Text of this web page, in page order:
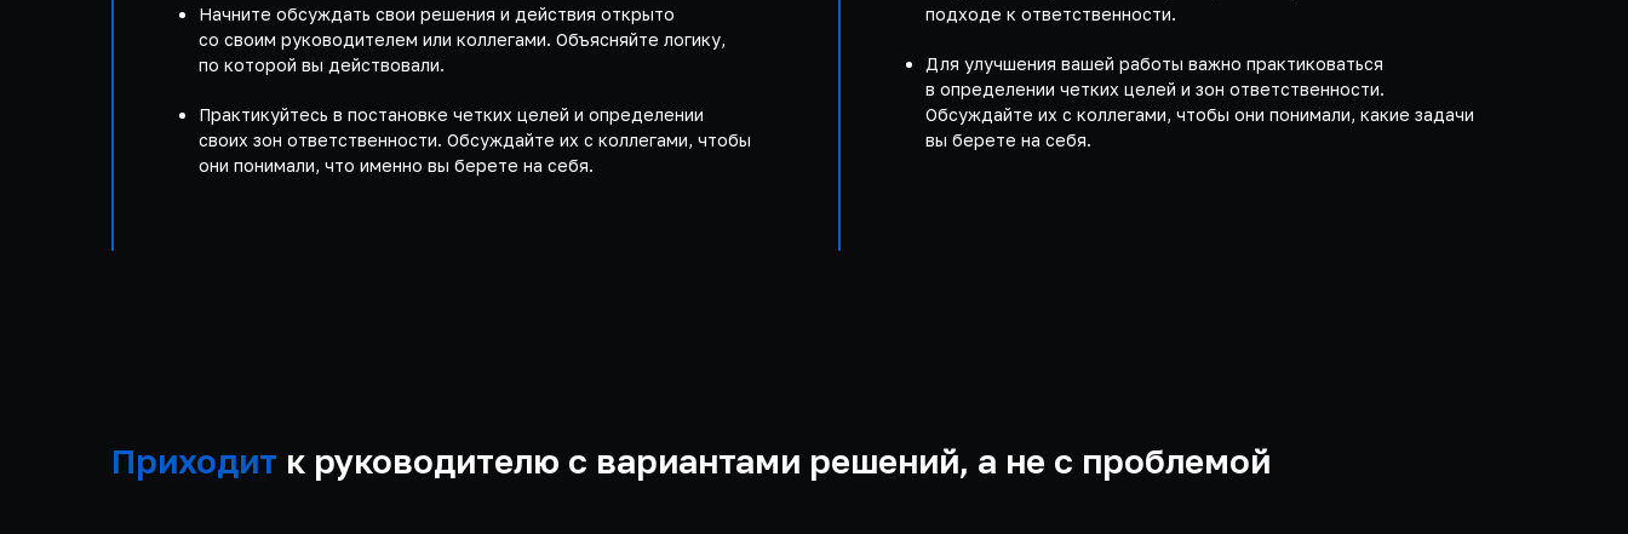
Начните обсуждать свои решения и действия открыто
со своим руководителем или коллегами. Объясняйте логику,
по которой вы действовали.
Практикуйтесь в постановке четких целей и определении
своих зон ответственности. Обсуждайте их с коллегами, чтобы
они понимали, что именно вы берете на себя.
подходе к ответственности.
Для улучшения вашей работы важно практиковаться
в определении четких целей и зон ответственности.
Обсуждайте их с коллегами, чтобы они понимали, какие задачи
вы берете на себя.
Приходит к руководителю с вариантами решений, а не с проблемой